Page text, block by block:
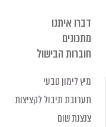
דברו איתנו
מתכונים
חוברות הבישול
מיץ לימון טבעי
תערובת תיבול לקציצות
צנצנת שום